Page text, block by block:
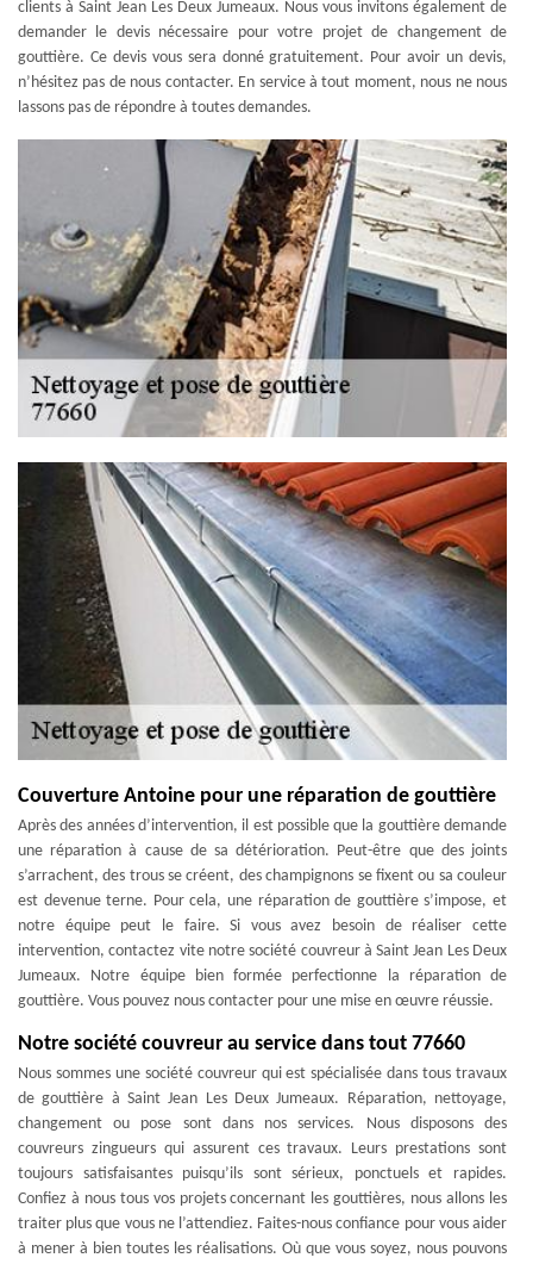
clients à Saint Jean Les Deux Jumeaux. Nous vous invitons également de
demander le devis nécessaire pour votre projet de changement de
gouttière. Ce devis vous sera donné gratuitement. Pour avoir un devis,
n’hésitez pas de nous contacter. En service à tout moment, nous ne nous
lassons pas de répondre à toutes demandes.
Couverture Antoine pour une réparation de gouttière
Après des années d’intervention, il est possible que la gouttière demande
une réparation à cause de sa détérioration. Peut-être que des joints
s’arrachent, des trous se créent, des champignons se fixent ou sa couleur
est devenue terne. Pour cela, une réparation de gouttière s’impose, et
notre équipe peut le faire. Si vous avez besoin de réaliser cette
intervention, contactez vite notre société couvreur à Saint Jean Les Deux
Jumeaux. Notre équipe bien formée perfectionne la réparation de
gouttière. Vous pouvez nous contacter pour une mise en œuvre réussie.
Notre société couvreur au service dans tout 77660
Nous sommes une société couvreur qui est spécialisée dans tous travaux
de gouttière à Saint Jean Les Deux Jumeaux. Réparation, nettoyage,
changement ou pose sont dans nos services. Nous disposons des
couvreurs zingueurs qui assurent ces travaux. Leurs prestations sont
toujours satisfaisantes puisqu’ils sont sérieux, ponctuels et rapides.
Confiez à nous tous vos projets concernant les gouttières, nous allons les
traiter plus que vous ne l’attendiez. Faites-nous confiance pour vous aider
à mener à bien toutes les réalisations. Où que vous soyez, nous pouvons